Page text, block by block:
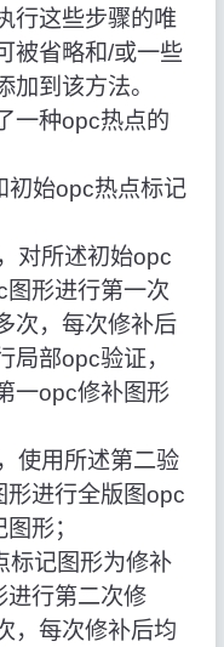
行这些步骤的唯
被省略和/或一些
到该方法。
一种opc热点的
初始opc热点标记
对所述初始opc
形进行第一次
次，每次修补后
局部opc验证，
一opc修补图形
使用所述第二验
形进行全版图opc
形；
标记图形为修补
进行第二次修
，每次修补后均